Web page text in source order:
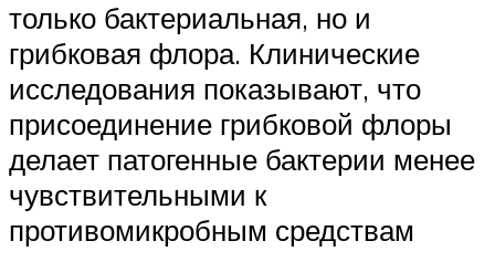
только бактериальная, но и
грибковая флора. Клинические
исследования показывают, что
присоединение грибковой флоры
делает патогенные бактерии менее
чувствительными к
противомикробным средствам